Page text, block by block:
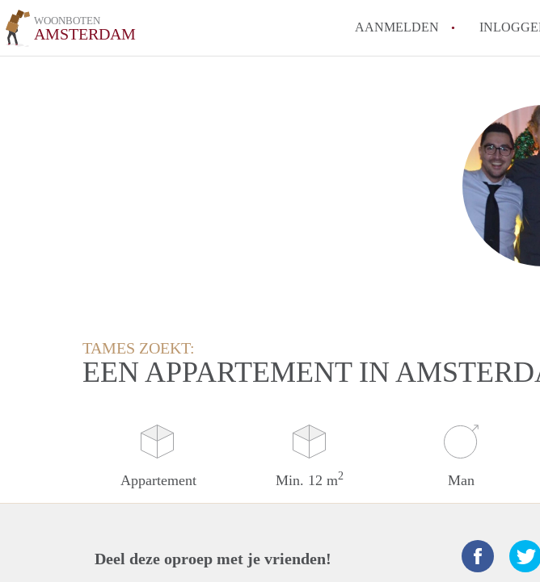
WOONBOTEN
AMSTERDAM AANMELDEN
TAMES ZOEKT:
EEN APPARTEMENT IN
Appartement Min. 12 m2 Man
Deel deze oproep met je vrienden!